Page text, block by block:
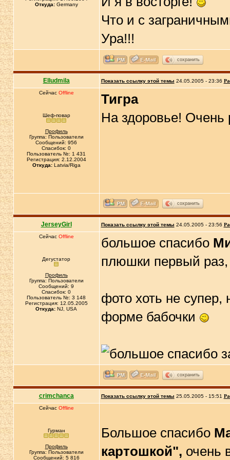
Откуда:Germany
Что и с
Ура!!!
сохранить
Elludmila Показать ссылку этой темы 24.05.2005 - 23:36
Сейчас Offline
Шеф-повар
Профиль
Группа: Пользователи
Сообщений: 956
Спасибок: 0
Пользователь №: 1 431
Регистрация: 2.12.2004
Откуда:Latvia/Riga
Тигра
На здоровье!
сохранить
JerseyGirl Показать ссылку этой темы 24.05.2005 - 23:56
Сейчас Offline
Дегустатор
Профиль
Группа: Пользователи
Сообщений: 9
Спасибок: 0
Пользователь №: 3 148
Регистрация: 12.05.2005
Откуда: NJ, USA
большое спасибо
плюшки первый раз,
фото хоть не супер,
форме бабочки
сохранить
crimchanca Показать ссылку этой темы 25.05.2005 - 15:51
Сейчас Offline
Гурман
Профиль
Группа: Пользователи
Сообщений: 5 816
Большое спасибо
картошкой", очень